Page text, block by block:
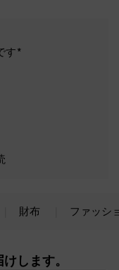
す*
財布 ファッシ
します。​